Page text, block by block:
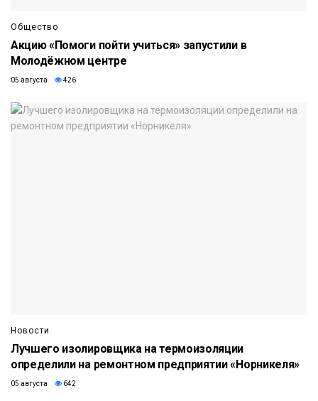
Общество
Акцию «Помоги пойти учиться» запустили в
Молодёжном центре
05 августа 426
Новости
Лучшего изолировщика на термоизоляции
определили на ремонтном предприятии «Норникеля»
05 августа 642